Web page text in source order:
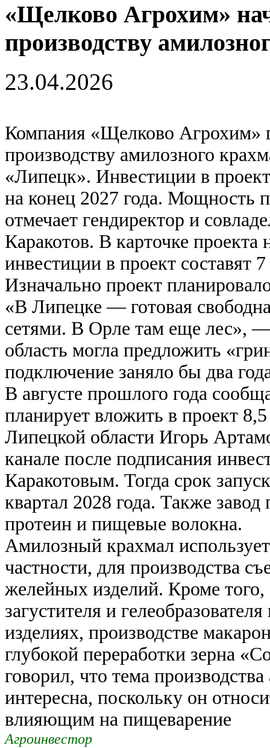
«Щелково Агрохим»
производству
23.04.2026
Компания «Щелково Агрохим»
производству амилозного
«Липецк». Инвестиции в
на конец 2027 года. Мощность
отмечает гендиректор и
Каракотов. В карточке
инвестиции в проект составят
Изначально проект
«В Липецке — готовая
сетями. В Орле там еще лес»,
область могла предложить
подключение заняло бы два
В августе прошлого года
планирует вложить в проект
Липецкой области Игорь
канале после подписания
Каракотовым. Тогда срок
квартал 2028 года. Также
протеин и пищевые волокна.
Амилозный крахмал
частности, для производства
желейных изделий. Кроме
загустителя и
изделиях, производстве
глубокой переработки зерна
говорил, что тема
интересна, поскольку он
влияющим на пищеварение
Агроинвестор